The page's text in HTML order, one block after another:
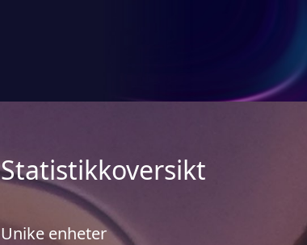
Statistikkoversikt
Unike enheter